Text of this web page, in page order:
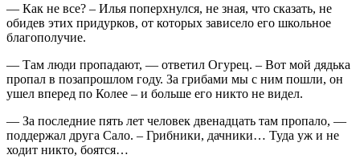
— Как не все? – Илья поперхнулся, не зная, что сказать, не
обидев этих придурков, от которых зависело его школьное
благополучие.
— Там люди пропадают, — ответил Огурец. – Вот мой дядька
пропал в позапрошлом году. За грибами мы с ним пошли, он
ушел вперед по Колее – и больше его никто не видел.
— За последние пять лет человек двенадцать там пропало, —
поддержал друга Сало. – Грибники, дачники… Туда уж и не
ходит никто, боятся…